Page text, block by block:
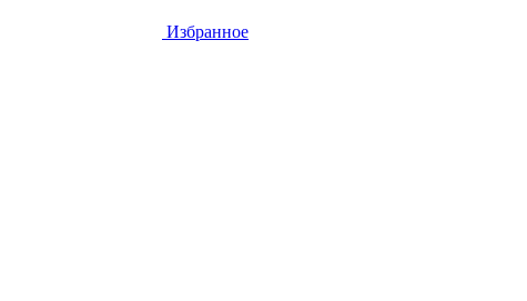
Избранное